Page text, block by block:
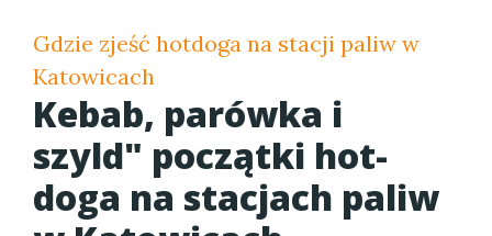
Gdzie zjeść hotdoga na stacji paliw w
Katowicach
Kebab, parówka i
szyld" początki hot-
doga na stacjach paliw